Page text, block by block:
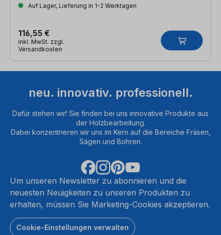
Auf Lager, Lieferung in 1-2 Werktagen
116,55 €
inkl. MwSt. zzgl.
Versandkosten
neu. innovativ. professionell.
Dafür stehen wir! Sie finden bei uns innovative Produkte aus
der Holzbearbeitung.
Dabei konzentrieren wir uns im Kern auf die Bereiche Fräsen,
Sägen und Bohren.
Um unseren Newsletter zu abonnieren und die
neuesten Neuigkeiten zu unseren Produkten zu
erhalten, müssen Sie Marketing-Cookies akzeptieren.
Cookie-Einstellungen verwalten